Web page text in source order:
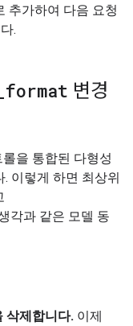
추가하여 다음 요청
.
format 변경
을 통합된 다형성
이렇게 하면 최상위
각과 같은 모델 동
삭제합니다. 이제